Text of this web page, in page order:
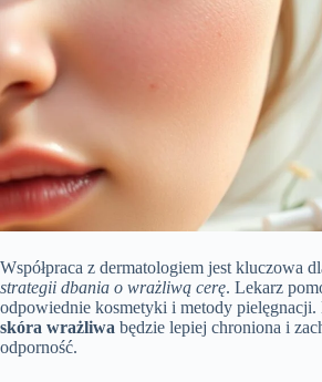
Współpraca z dermatologiem jest kluczowa
strategii dbania o wrażliwą cerę. Lekarz
odpowiednie kosmetyki i metody pielęgnacji.
skóra wrażliwa będzie lepiej chroniona i
odporność.